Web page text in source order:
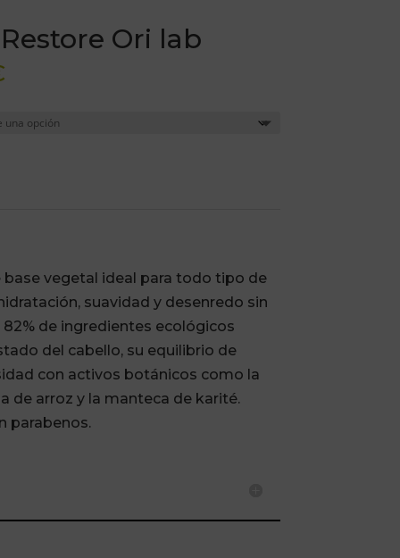
Ori lab
Rango
precios:
base vegetal ideal para todo tipo de
suavidad y desenredo sin
de ingredientes ecológicos
del cabello, su equilibrio de
con activos botánicos como la
de arroz y la manteca de karité.
parabenos.